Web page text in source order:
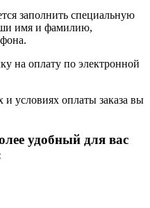
заполнить специальную
имя и фамилию,
на оплату по электронной
и условиях оплаты заказа вы
удобный для вас